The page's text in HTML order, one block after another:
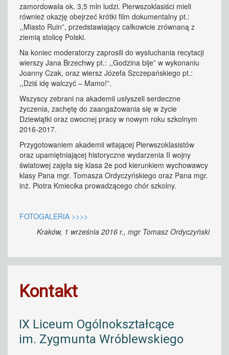
zamordowała ok. 3,5 mln ludzi. Pierwszoklasiści mieli
również okazję obejrzeć krótki film dokumentalny pt.:
,,Miasto Ruin”, przedstawiający całkowicie zrównaną z
ziemią stolicę Polski.
Na koniec moderatorzy zaprosili do wysłuchania recytacji
wierszy Jana Brzechwy pt.: ,,Godzina bije” w wykonaniu
Joanny Czak, oraz wiersz Józefa Szczepańskiego pt.:
,,Dziś idę walczyć – Mamo!”.
Wszyscy zebrani na akademii usłyszeli serdeczne
życzenia, zachętę do zaangażowania się w życie
Dziewiątki oraz owocnej pracy w nowym roku szkolnym
2016-2017.
Przygotowaniem akademii witającej Pierwszoklasistów
oraz upamiętniającej historyczne wydarzenia II wojny
światowej zajęła się klasa 2e pod kierunkiem wychowawcy
klasy Pana mgr. Tomasza Ordyczyńskiego oraz Pana mgr.
inż. Piotra Kmiecika prowadzącego chór szkolny.
FOTOGALERIA >>>>
Kraków, 1 września 2016 r., mgr Tomasz Ordyczyński
Kontakt
IX Liceum Ogólnokształcące
im. Zygmunta Wróblewskiego